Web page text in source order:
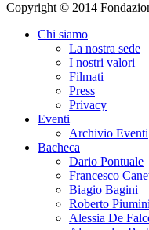
Copyright © 2014
Chi siamo
La nostra sede
I nostri valori
Filmati
Press
Privacy
Eventi
Archivio Eventi
Bacheca
Dario Pontuale
Francesco
Biagio Bagini
Roberto Piumini
Alessia De